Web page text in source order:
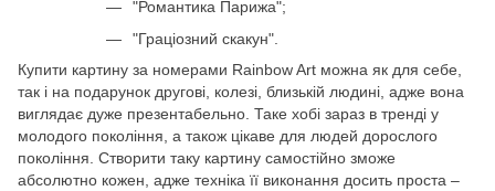
"Романтика Парижа";
"Граціозний скакун".
Купити картину за номерами Rainbow Art можна як для себе,
так і на подарунок другові, колезі, близькій людині, адже вона
виглядає дуже презентабельно. Таке хобі зараз в тренді у
молодого покоління, а також цікаве для людей дорослого
покоління. Створити таку картину самостійно зможе
абсолютно кожен, адже техніка її виконання досить проста –